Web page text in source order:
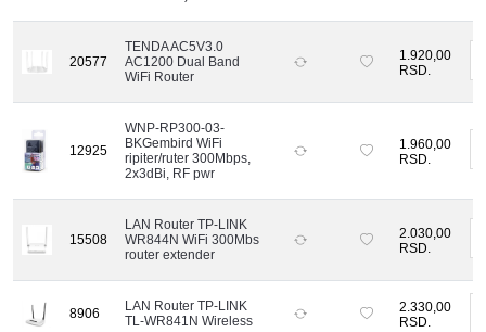
20577
TENDA AC5V3.0
AC1200 Dual Band
WiFi Router
1.920,00
RSD.
12925
WNP-RP300-03-
BKGembird WiFi
ripiter/ruter 300Mbps,
2x3dBi, RF pwr
1.960,00
RSD.
15508
LAN Router TP-LINK
WR844N WiFi 300Mbs
router extender
2.030,00
RSD.
8906
LAN Router TP-LINK
TL-WR841N Wireless
2.330,00
RSD.